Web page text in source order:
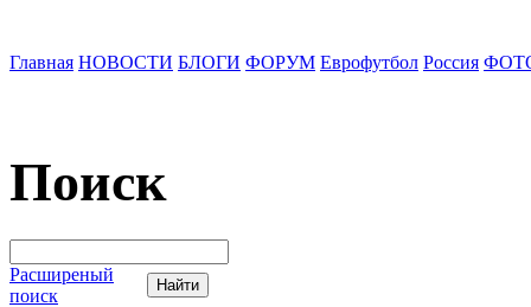
Главная НОВОСТИ БЛОГИ ФОРУМ Еврофутбол Россия
Поиск
Расширеный
поиск